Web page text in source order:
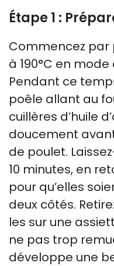
Étape 1 :
Commencez
à 190°C en
Pendant ce
poêle allant au
cuillères d’huile
doucement
de poulet.
10 minutes, en
pour qu’elles
deux côtés.
les sur une
ne pas trop
développe une